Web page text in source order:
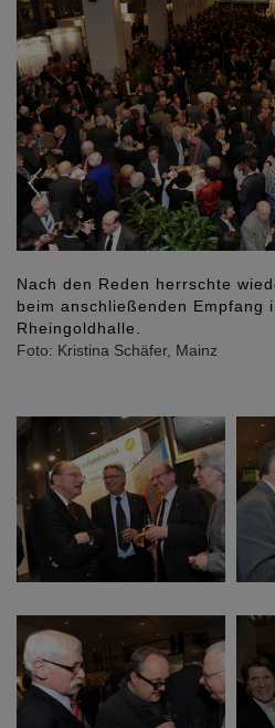
Dr. Frank Rauda,
Finanzministerium a.D.,
Musil und Vizepräsident Ernst
Frau.